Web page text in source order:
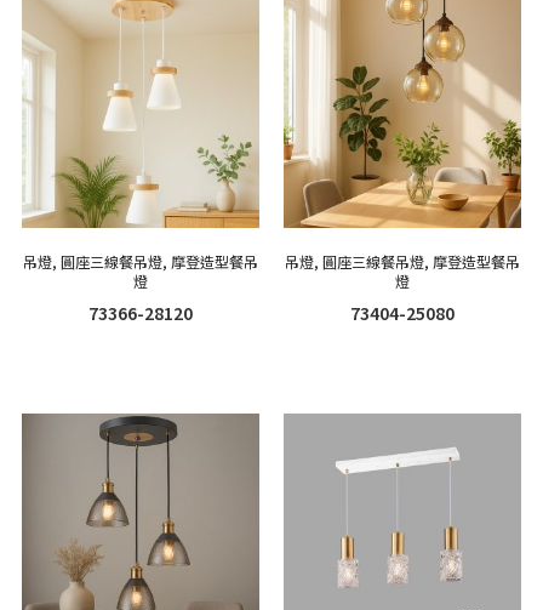
吊燈, 圓座三線餐吊燈, 摩登造型餐吊
燈
73366-28120
吊燈,圓座三線餐吊燈, 摩登造型餐吊
燈
73404-25080